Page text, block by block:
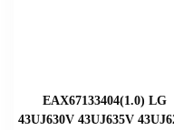
EAX67133404(1.0) LG
43UJ630V 43UJ635V